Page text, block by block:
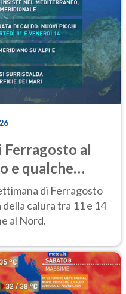
al
e qualche
di Ferragosto
calura tra 11 e 14
al Nord.